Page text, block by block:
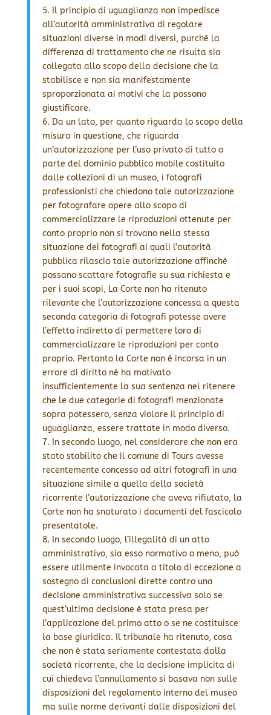
5. Il principio di uguaglianza non impedisce
all’autorità amministrativa di regolare
situazioni diverse in modi diversi, purché la
differenza di trattamento che ne risulta sia
collegata allo scopo della decisione che la
stabilisce e non sia manifestamente
sproporzionata ai motivi che la possono
giustificare.
6. Da un lato, per quanto riguarda lo scopo della
misura in questione, che riguarda
un’autorizzazione per l’uso privato di tutto o
parte del dominio pubblico mobile costituito
dalle collezioni di un museo, i fotografi
professionisti che chiedono tale autorizzazione
per fotografare opere allo scopo di
commercializzare le riproduzioni ottenute per
conto proprio non si trovano nella stessa
situazione dei fotografi ai quali l’autorità
pubblica rilascia tale autorizzazione affinché
possano scattare fotografie su sua richiesta e
per i suoi scopi, La Corte non ha ritenuto
rilevante che l’autorizzazione concessa a questa
seconda categoria di fotografi potesse avere
l’effetto indiretto di permettere loro di
commercializzare le riproduzioni per conto
proprio. Pertanto la Corte non è incorsa in un
errore di diritto né ha motivato
insufficientemente la sua sentenza nel ritenere
che le due categorie di fotografi menzionate
sopra potessero, senza violare il principio di
uguaglianza, essere trattate in modo diverso.
7. In secondo luogo, nel considerare che non era
stato stabilito che il comune di Tours avesse
recentemente concesso ad altri fotografi in una
situazione simile a quella della società
ricorrente l’autorizzazione che aveva rifiutato, la
Corte non ha snaturato i documenti del fascicolo
presentatole.
8. In secondo luogo, l’illegalità di un atto
amministrativo, sia esso normativo o meno, può
essere utilmente invocata a titolo di eccezione a
sostegno di conclusioni dirette contro una
decisione amministrativa successiva solo se
quest’ultima decisione è stata presa per
l’applicazione del primo atto o se ne costituisce
la base giuridica. Il tribunale ha ritenuto, cosa
che non è stata seriamente contestata dalla
società ricorrente, che la decisione implicita di
cui chiedeva l’annullamento si basava non sulle
disposizioni del regolamento interno del museo
ma sulle norme derivanti dalle disposizioni del